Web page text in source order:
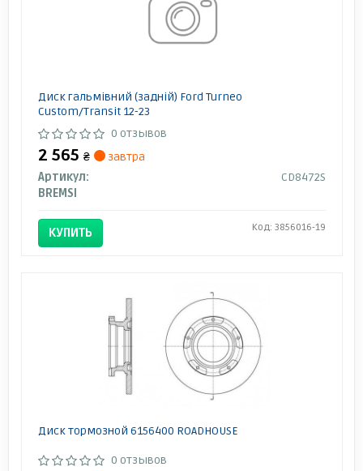
Диск гальмівний (задній) Ford Turneo
Custom/Transit 12-23
0 отзывов
2 565 ₴
завтра
Артикул:
CD8472S
BREMSI
КУПИТЬ Код: 3856016-19
Диск тормозной 6156400 ROADHOUSE
0 отзывов